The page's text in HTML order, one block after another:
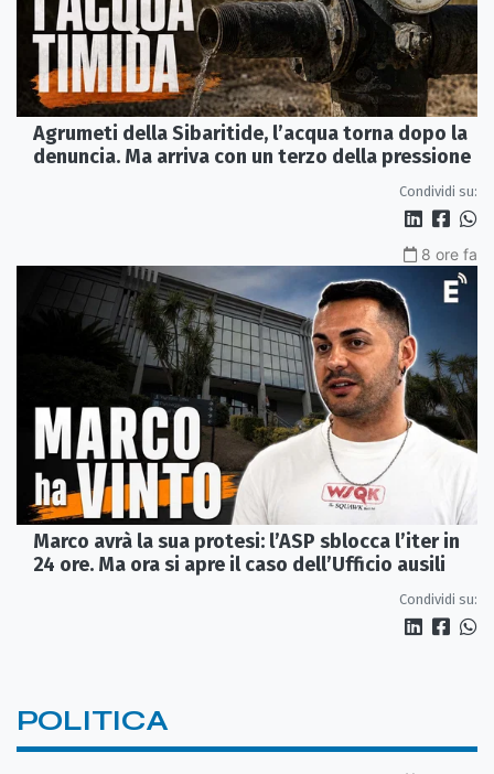
Agrumeti della Sibaritide, l’acqua torna dopo la
denuncia. Ma arriva con un terzo della pressione
Condividi su:
8 ore fa
Marco avrà la sua protesi: l’ASP sblocca l’iter in
24 ore. Ma ora si apre il caso dell’Ufficio ausili
Condividi su:
POLITICA